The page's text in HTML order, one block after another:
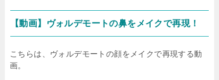
【動画】ヴォルデモートの鼻をメイクで再現！
こちらは、ヴォルデモートの顔をメイクで再現する動
画。